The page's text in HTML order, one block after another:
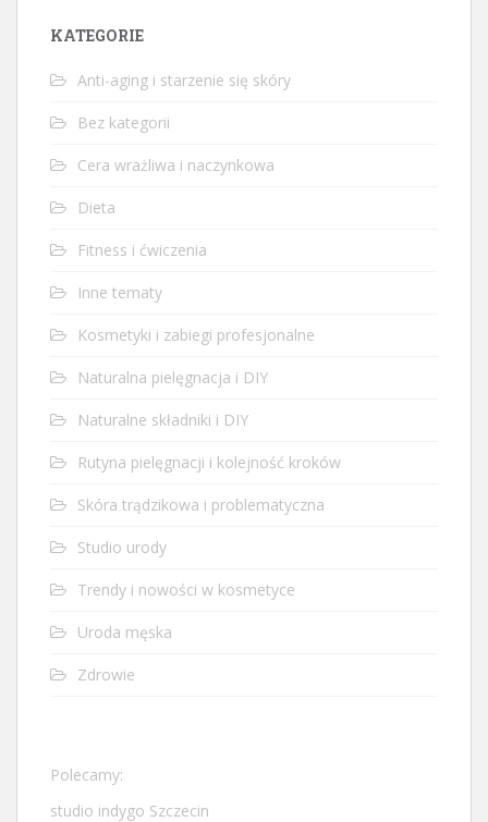
KATEGORIE
Anti-aging i starzenie się skóry
Bez kategorii
Cera wrażliwa i naczynkowa
Dieta
Fitness i ćwiczenia
Inne tematy
Kosmetyki i zabiegi profesjonalne
Naturalna pielęgnacja i DIY
Naturalne składniki i DIY
Rutyna pielęgnacji i kolejność kroków
Skóra trądzikowa i problematyczna
Studio urody
Trendy i nowości w kosmetyce
Uroda męska
Zdrowie
Polecamy:
studio indygo Szczecin